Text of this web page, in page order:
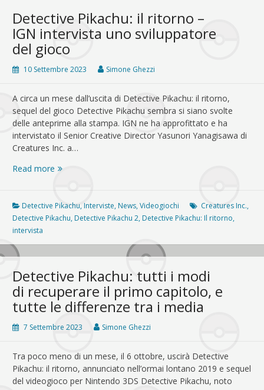
Detective Pikachu: il ritorno –
IGN intervista uno sviluppatore
del gioco
10 Settembre 2023 Simone Ghezzi
A circa un mese dall’uscita di Detective Pikachu: il ritorno,
sequel del gioco Detective Pikachu sembra si siano svolte
delle anteprime alla stampa. IGN ne ha approfittato e ha
intervistato il Senior Creative Director Yasunori Yanagisawa di
Creatures Inc. a…
Read more Detective
il
ritorno
–
intervista
uno
del
gioco
Detective Pikachu, Interviste, News,Videogiochi Creatures Inc.,
Detective Pikachu, Detective Pikachu 2, Detective Pikachu: Il ritorno,
intervista
Detective Pikachu: tutti i modi
di recuperare il primo capitolo, e
tutte le differenze tra i media
7 Settembre 2023 Simone Ghezzi
Tra poco meno di un mese, il 6 ottobre, uscirà Detective
Pikachu: il ritorno, annunciato nell’ormai lontano 2019 e sequel
del videogioco per Nintendo 3DS Detective Pikachu, noto